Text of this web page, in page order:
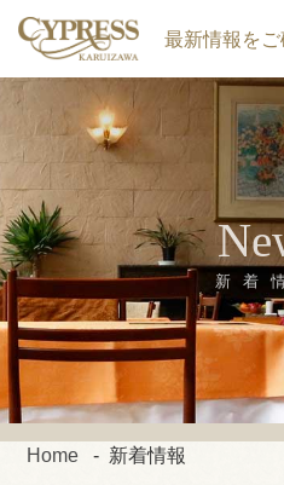
最新情報を
新着
Home 新着情報